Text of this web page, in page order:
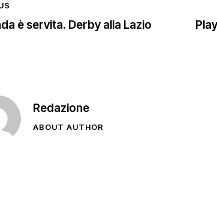
è servita. Derby alla Lazio
Redazione
ABOUT AUTHOR